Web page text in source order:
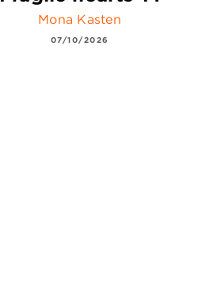
Mona Kasten
07/10/2026